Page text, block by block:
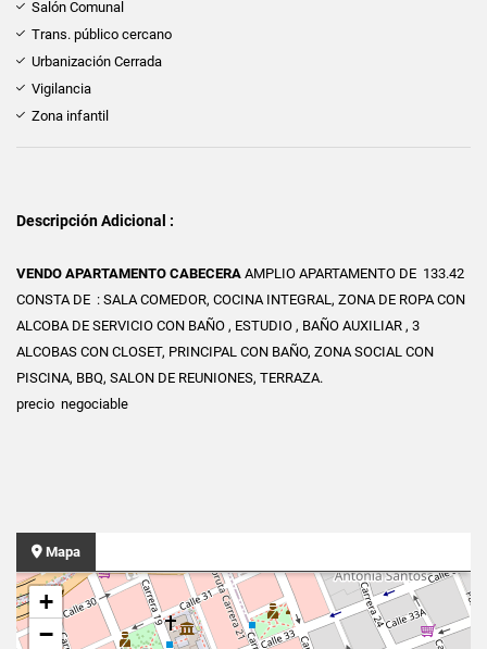
Salón Comunal
Trans. público cercano
Urbanización Cerrada
Vigilancia
Zona infantil
Descripción Adicional :
VENDO APARTAMENTO CABECERA AMPLIO APARTAMENTO DE 133.42
CONSTA DE : SALA COMEDOR, COCINA INTEGRAL, ZONA DE ROPA CON
ALCOBA DE SERVICIO CON BAÑO , ESTUDIO , BAÑO AUXILIAR , 3
ALCOBAS CON CLOSET, PRINCIPAL CON BAÑO, ZONA SOCIAL CON
PISCINA, BBQ, SALON DE REUNIONES, TERRAZA.
precio negociable
Mapa
+
−